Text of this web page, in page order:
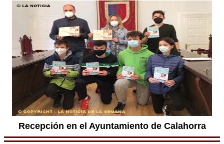
Recepción en el Ayuntamiento de Calahorra